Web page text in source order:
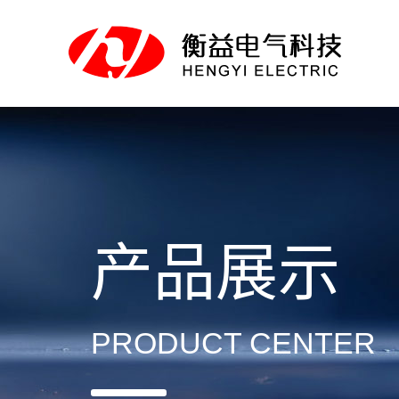
产品展示
PRODUCT CENTER